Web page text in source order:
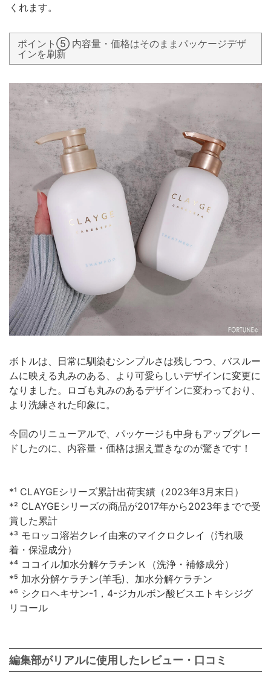
くれます。
ポイント⑤ 内容量・価格はそのままパッケージデザ
インを刷新
ボトルは、日常に馴染むシンプルさは残しつつ、バスルー
ムに映える丸みのある、より可愛らしいデザインに変更に
なりました。ロゴも丸みのあるデザインに変わっており、
より洗練された印象に。
今回のリニューアルで、パッケージも中身もアップグレー
ドしたのに、内容量・価格は据え置きなのが驚きです！
*¹ CLAYGEシリーズ累計出荷実績（2023年3月末日）
*² CLAYGEシリーズの商品が2017年から2023年までで受
賞した累計
*³ モロッコ溶岩クレイ由来のマイクロクレイ（汚れ吸
着・保湿成分）
*⁴ ココイル加水分解ケラチンＫ（洗浄・補修成分）
*⁵ 加水分解ケラチン(羊毛)、加水分解ケラチン
*⁶ シクロヘキサン-1，4-ジカルボン酸ビスエトキシジグ
リコール
編集部がリアルに使用したレビュー・口コミ